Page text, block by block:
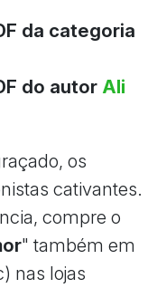
da categoria
do autor Ali
os
cativantes.
compre o
" também em
nas lojas